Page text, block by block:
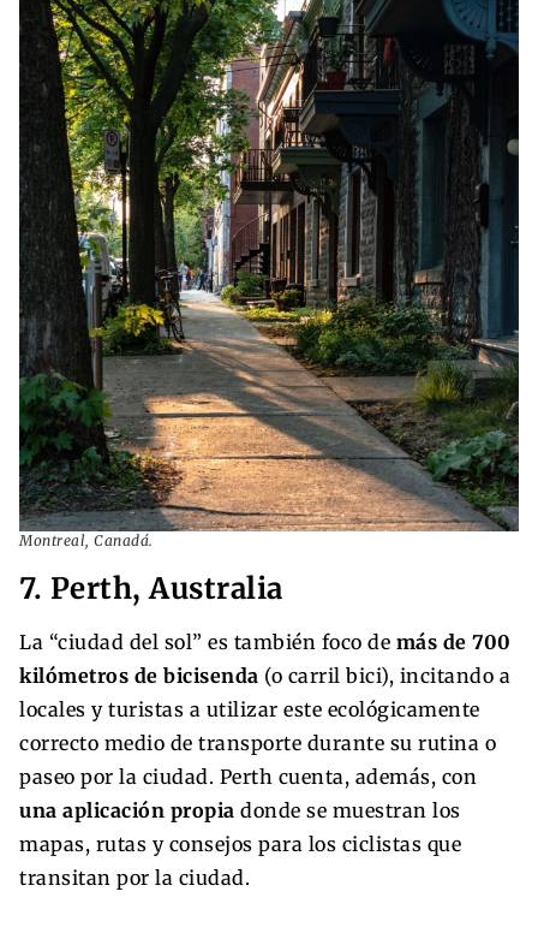
Montreal, Canadá.
7. Perth, Australia
La “ciudad del sol” es también foco de más de 700
kilómetros de bicisenda (o carril bici), incitando a
locales y turistas a utilizar este ecológicamente
correcto medio de transporte durante su rutina o
paseo por la ciudad. Perth cuenta, además, con
una aplicación propia donde se muestran los
mapas, rutas y consejos para los ciclistas que
transitan por la ciudad.